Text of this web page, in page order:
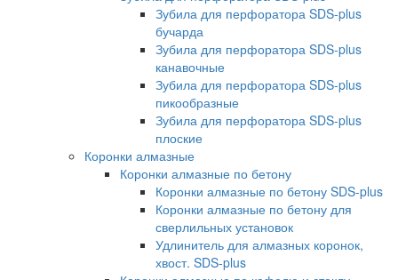
Зубила для перфоратора SDS-plus
бучарда
Зубила для перфоратора SDS-plus
канавочные
Зубила для перфоратора SDS-plus
пикообразные
Зубила для перфоратора SDS-plus
плоские
Коронки алмазные
Коронки алмазные по бетону
Коронки алмазные по бетону SDS-plus
Коронки алмазные по бетону для
сверлильных установок
Удлинитель для алмазных коронок,
хвост. SDS-plus